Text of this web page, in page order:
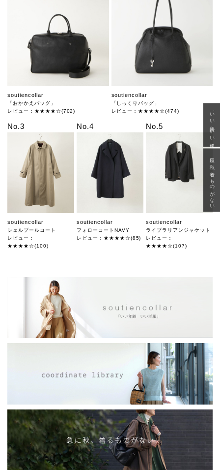
soutiencollar
「おかかえバッグ」
レビュー：★★★★☆(702)
soutiencollar
「しっくりバッグ」
レビュー：★★★★☆(474)
No.3
soutiencollar
シェルブールコート
レビュー：
★★★★☆(100)
No.4
soutiencollar
フォローコートNAVY
レビュー：★★★★☆(85)
No.5
soutiencollar
ライブラリアンジャケット
レビュー：
★★★★☆(107)
「いい年齢 いい洋服」
急に秋、着るものがない